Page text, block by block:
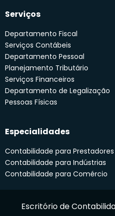
Serviços
Departamento Fiscal
Serviços Contábeis
Departamento Pessoal
Planejamento Tributário
Serviços Financeiros
Departamento de Legalização
Pessoas Físicas
Especialidades
Contabilidade para
Contabilidade para Indústrias
Contabilidade para Comércio
Escritório de